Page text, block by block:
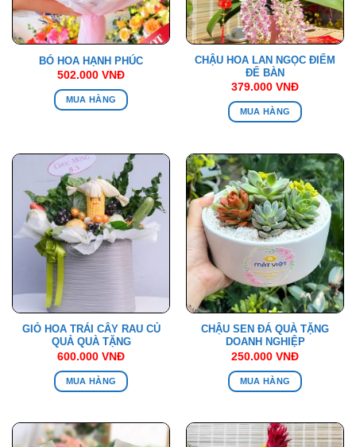
BÓ HOA HẠNH PHÚC
502.000 VNĐ
MUA HÀNG
CHẬU HOA LAN NGỌC ĐIỂM
ĐỂ BÀN
379.000 VNĐ
MUA HÀNG
GIỎ HOA TRÁI CÂY RAU CỦ
QUẢ QUÀ TẶNG
600.000 VNĐ
MUA HÀNG
CHẬU SEN ĐÁ QUÀ TẶNG
DOANH NGHIỆP
250.000 VNĐ
MUA HÀNG